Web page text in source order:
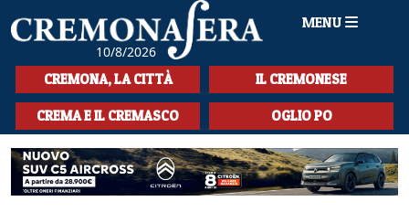
10/8/2026
MENU
HOME
CRONACA
SPORT
LA MUSICA
CREMONA, LA CITTÀ IL CREMONESE
CREMA E IL CREMASCO OGLIO PO